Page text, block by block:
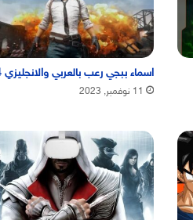
اسماء ببجي رعب بالعربي والانجليزي 2024
11 نوفمبر, 2023